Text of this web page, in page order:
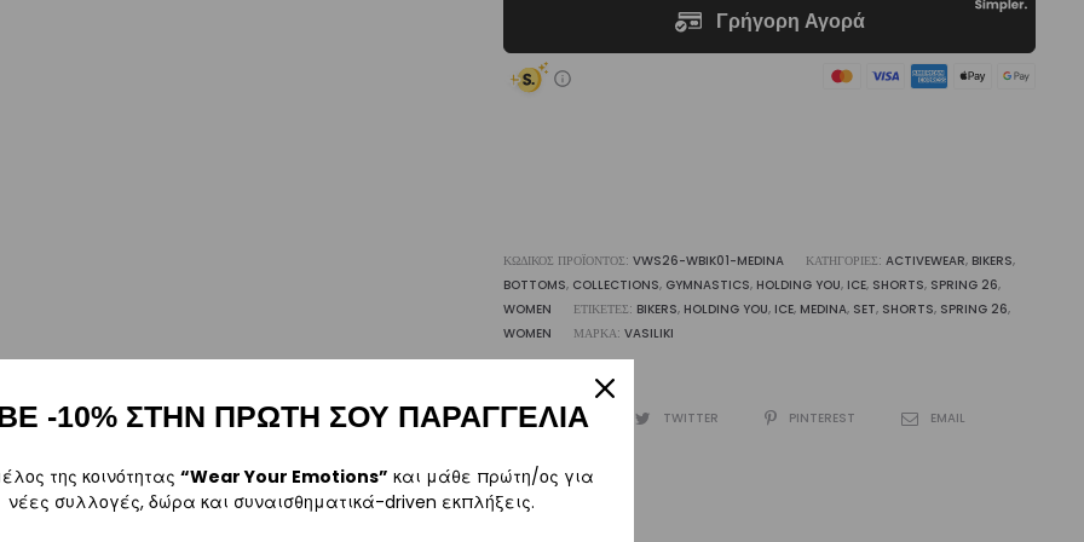
Medina
ΚΩΔΙΚΌΣ ΠΡΟΪΌΝΤΟΣ: VWS26-WBIK01-MEDINA ΚΑΤΗΓΟΡΊΕΣ: ACTIVEWEAR, BIKERS,
BOTTOMS, COLLECTIONS, GYMNASTICS, HOLDING YOU, ICE, SHORTS, SPRING 26,
WOMEN
ΕΤΙΚΈΤΕΣ: BIKERS, HOLDING YOU, ICE, MEDINA, SET, SHORTS, SPRING 26,
WOMEN
ΜΆΡΚΑ: VASILIKI
SHAREFACEBOOK TWITTER PINTEREST EMAIL
Περιγραφή Επιπλέον πληροφορίες Αξιολογήσεις
-10% ΣΤΗΝ ΠΡΩΤΗ ΣΟΥ ΠΑΡΑΓΓΕΛΙΑ
της κοινότητας “Wear Your Emotions” και μάθε πρώτη/ος για
νέες συλλογές, δώρα και συναισθηματικά-driven εκπλήξεις.